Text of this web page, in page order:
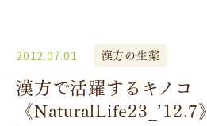
2012.07.01 漢方の生薬
漢方で活躍するキノコ
《NaturalLife23_’12.7》